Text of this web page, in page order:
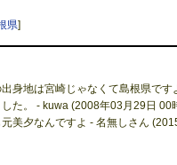
県]
身地は宮崎じゃなくて島根県で
した。 - kuwa (2008年03月29日 00
美夕なんですよ - 名無しさん